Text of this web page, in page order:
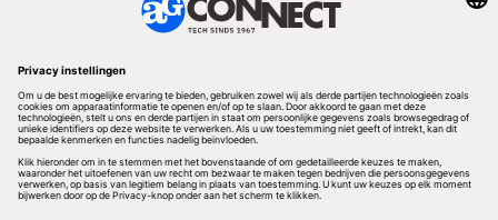
Volg ons
Redactionele partner